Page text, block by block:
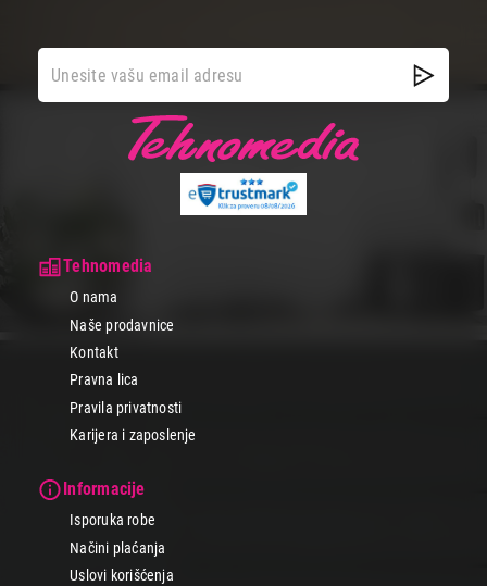
Tehnomedia
O nama
Naše prodavnice
Kontakt
Pravna lica
Pravila privatnosti
Karijera i zaposlenje
Informacije
Isporuka robe
Načini plaćanja
Uslovi korišćenja